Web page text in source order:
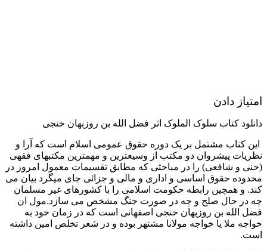
امتیاز دادن
دانلود کتاب سلوک الملوک اثر فضل الله بن روزبهان خنجی
این کتاب مشتمل بر یک دوره حقوق عمومی اسلام است که آرا و
نظریات پیشروان دو مکتب از وسیعترین و مهمترین مکتبهای فقهی
(حنی و شافعی) را در مباحثی که مطابق تقسیمات معمول امروز در
محدوده حقوق اساسی و اداری و مالی و جزائی جای میگرد بیان می
کند. و همچین رابطه حکومت اسلامی را با کشورهای غیر مسلمان
چه در حال صلح و چه در صورت جنگ مشخص می سازد.مول ان
فضل الله بن روزبهان خنجی اصفهانی است که در زمان خود به
خواجه ملا یا خواجه مولانا مشتهر بوده و در شعر تخلص امین داشته
است.